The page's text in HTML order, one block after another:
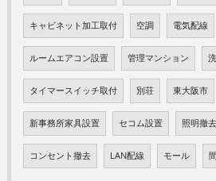
キャビネット加工取付 空調 電気配線
ルームエアコン設置 管理マンション
タイマースイッチ取付 別荘 東大阪市
新事務所家具設置 セコム設置 照明撤去
コンセント撤去 LAN配線 モール